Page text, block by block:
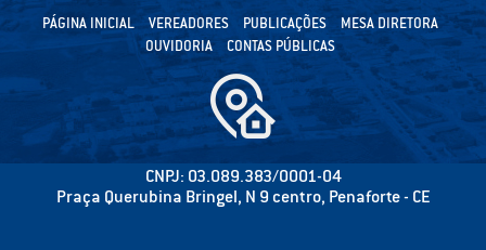
PÁGINA INICIAL VEREADORES PUBLICAÇÕES
MESA DIRETORA
OUVIDORIA
CONTAS PÚBLICAS
CNPJ: 03.089.383/0001-04
Praça Querubina Bringel, N 9 centro, Penaforte - CE